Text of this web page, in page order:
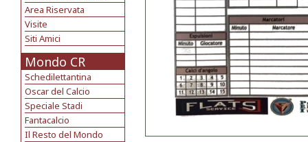
Area Riservata
Visite
Siti Amici
Mondo CR
Schedilettantina
Oscar del Calcio
Speciale Stadi
Fantacalcio
Il Resto del Mondo